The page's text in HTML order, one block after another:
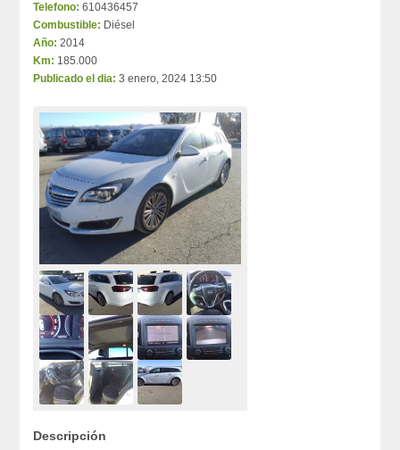
Telefono: 610436457
Combustible: Diésel
Año: 2014
Km: 185.000
Publicado el dia: 3 enero, 2024 13:50
Descripción